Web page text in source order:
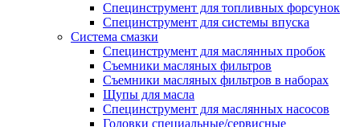
Специнструмент для топливных форсунок
Специнструмент для системы впуска
Система смазки
Специнструмент для маслянных пробок
Съемники масляных фильтров
Съемники масляных фильтров в наборах
Щупы для масла
Специнструмент для маслянных насосов
Головки специальные/сервисные